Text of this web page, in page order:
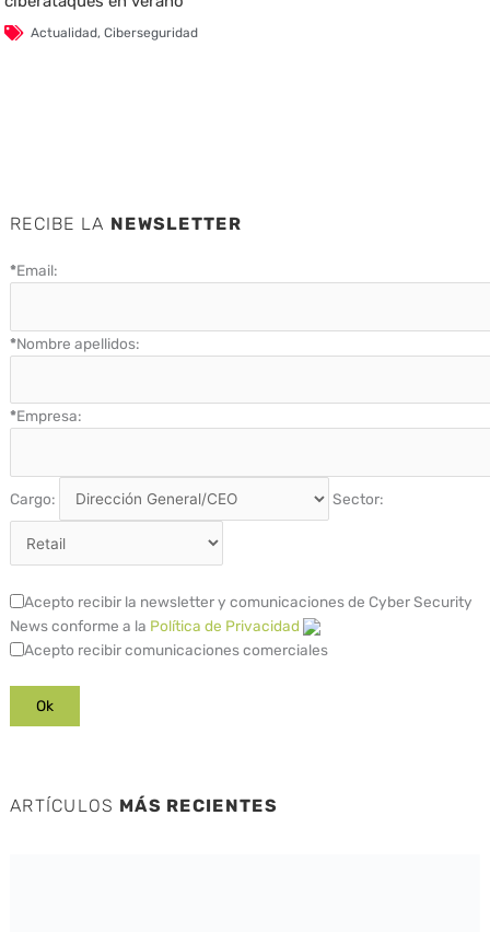
Actualidad,Ciberseguridad
RECIBE LA NEWSLETTER
*Email:
*Nombre apellidos:
*Empresa:
Cargo: Sector:
Acepto recibir la newsletter y comunicaciones de Cyber Security
News conforme a la Política de Privacidad
Acepto recibir comunicaciones comerciales
ARTÍCULOS MÁS RECIENTES